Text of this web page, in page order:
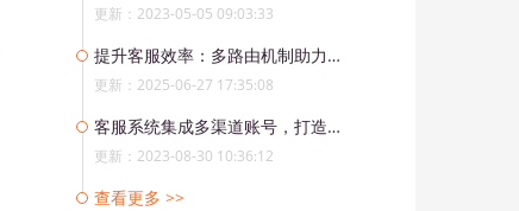
更新：2023-05-05 09:03:33
提升客服效率：多路由机制助力企业精准服务
更新：2025-06-27 17:35:08
客服系统集成多渠道账号，打造全球客户服务中心
更新：2023-08-30 10:36:12
查看更多 >>